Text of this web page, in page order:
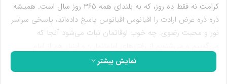
کرامت نه فقط ده روز، که به بلندای همه ۳۶۵ روز سال است. همیشه
ذره ذره عرض ارادت را اقیانوس اقیانوس پاسخ داده‌اند، پاسخی سراسر
نور و محبت رضوی. چه خوب اوقاتمان نبات می‌شود آنجا که
رئوفمان. در همین راستا گفت‌وگویی کرده‌ایم با حجت الاسلام «محمد
هادی هدایت»، استاد سطح عالی حوزه و شاگرد نخبه آیت الله اراکی.
نمایش بیشتر